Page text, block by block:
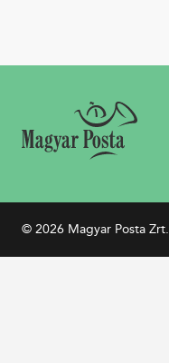
© 2026 Magyar Posta Zrt.